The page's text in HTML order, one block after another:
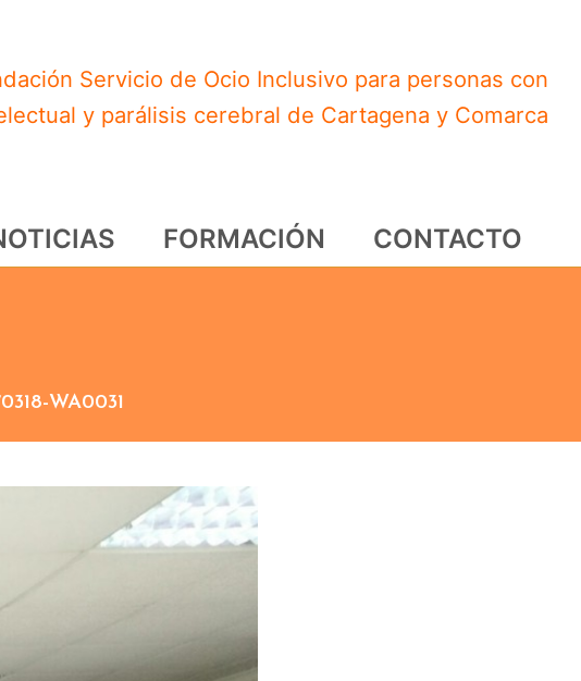
Servicio de Ocio Inclusivo para personas con
y parálisis cerebral de Cartagena y Comarca
FORMACIÓN CONTACTO
WA0031